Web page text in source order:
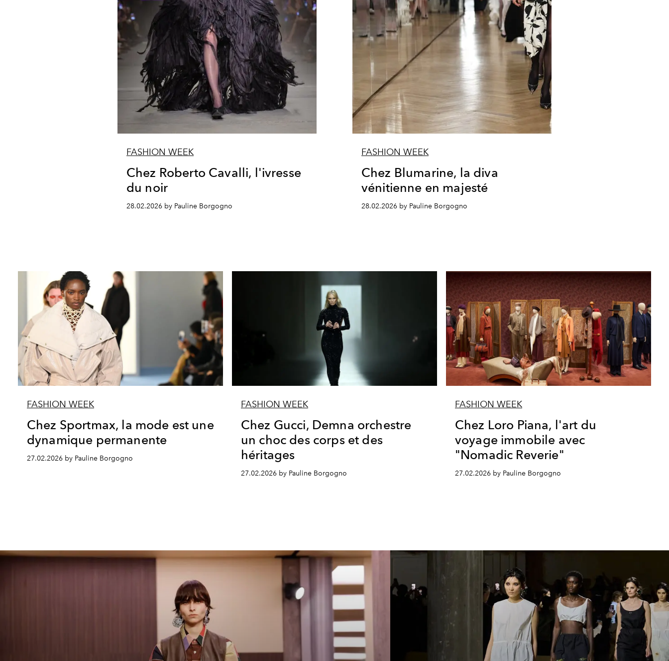
FASHION WEEK
Chez Roberto Cavalli, l'ivresse
du noir
28.02.2026 by Pauline Borgogno
FASHION WEEK
Chez Blumarine, la diva
vénitienne en majesté
28.02.2026 by Pauline Borgogno
FASHION WEEK
Chez Sportmax, la mode est une
dynamique permanente
27.02.2026 by Pauline Borgogno
FASHION WEEK
Chez Gucci, Demna orchestre
un choc des corps et des
héritages
27.02.2026 by Pauline Borgogno
FASHION WEEK
Chez Loro Piana, l'art du
voyage immobile avec
"Nomadic Reverie"
27.02.2026 by Pauline Borgogno